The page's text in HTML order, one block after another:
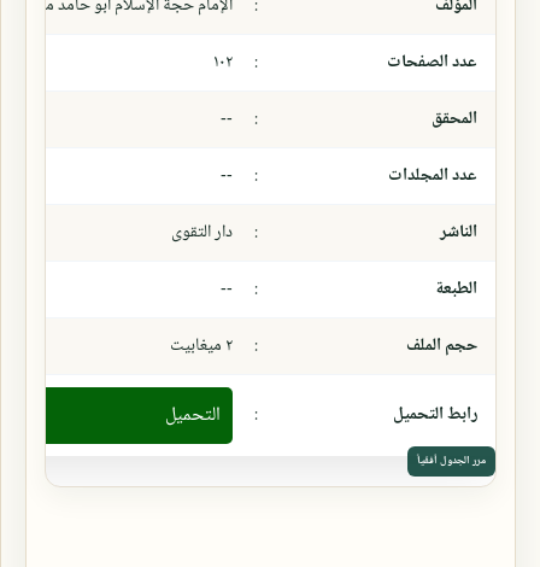
عدد الصفحات
:
١٠٢
المحقق
:
--
عدد المجلدات
:
--
الناشر
:
دار التقوى
الطبعة
:
--
حجم الملف
: ٢ ميغابيت
رابط التحميل : التحميل